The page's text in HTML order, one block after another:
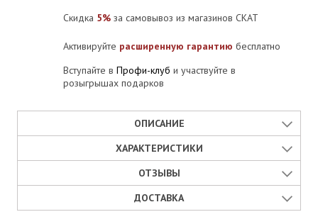
Скидка 5% за самовывоз из магазинов СКАТ
Активируйте расширенную гарантию бесплатно
Вступайте в Профи-клуб и участвуйте в
розыгрышах подарков
ОПИСАНИЕ
Проводной датчик протечки
брызгозащищенный корпус
проходная конструкция, к одному датчику могут
подключаться еще два
ХАРАКТЕРИСТИКИ
55х55х16
ОТЗЫВЫ
ДОСТАВКА
Оценка товара: